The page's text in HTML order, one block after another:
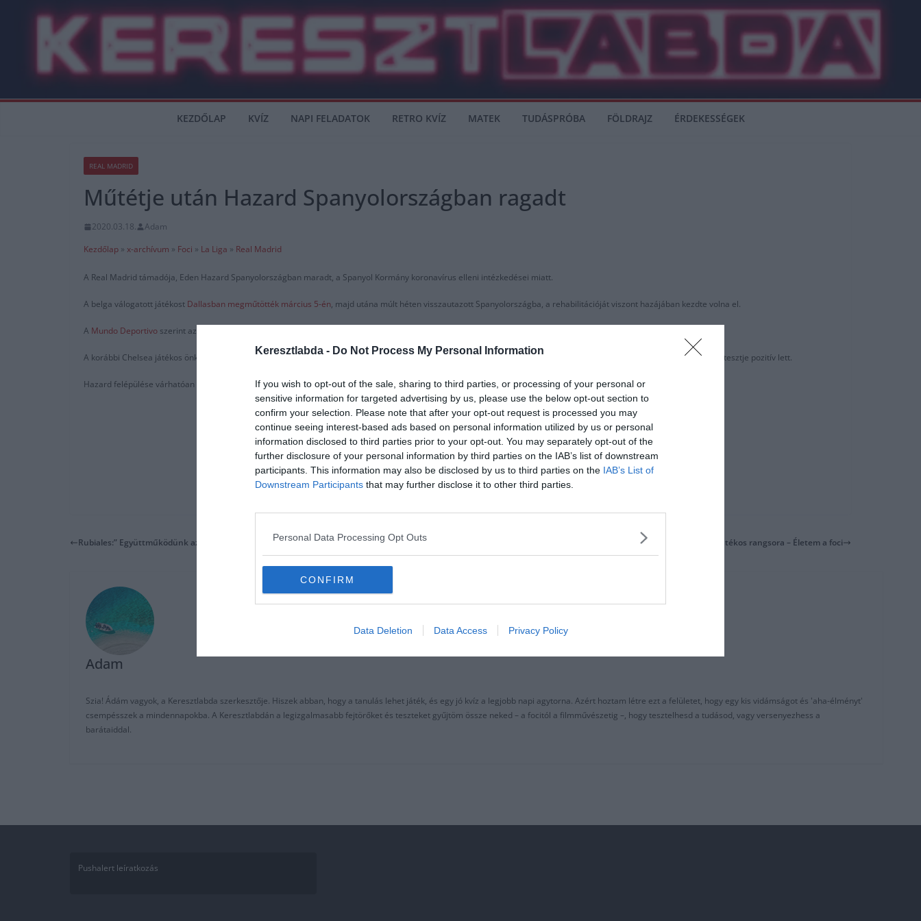
Keresztlabda - Do Not Process My Personal Information
If you wish to opt-out of the sale, sharing to third parties, or processing of your personal or
sensitive information for targeted advertising by us, please use the below opt-out section to
confirm your selection. Please note that after your opt-out request is processed you may
continue seeing interest-based ads based on personal information utilized by us or personal
information disclosed to third parties prior to your opt-out. You may separately opt-out of the
further disclosure of your personal information by third parties on the IAB’s list of downstream
participants. This information may also be disclosed by us to third parties on the IAB’s List of
Downstream Participants that may further disclose it to other third parties.
Personal Data Processing Opt Outs
CONFIRM
Data Deletion Data Access Privacy Policy
KEZDŐLAP KVÍZ NAPI FELADATOK RETRO KVÍZ MATEK TUDÁSPRÓBA FÖLDRAJZ ÉRDEKESSÉGEK
REAL MADRID
Műtétje után Hazard Spanyolországban ragadt
2020.03.18.
Adam
Kezdőlap » x-archívum » Foci » La Liga » Real Madrid
A Real Madrid támadója, Eden Hazard Spanyolországban maradt, a Spanyol Kormány koronavírus elleni intézkedései miatt.
A belga válogatott játékost Dallasban megműtötték március 5-én, majd utána múlt héten visszautazott Spanyolországba, a rehabilitációját viszont hazájában kezdte volna el.
A Mundo Deportivo szerint az egész országot érintő intézkedések maitt Madridban ragadt és kénytelen ott megkezdeni a rehabilitációját.
A korábbi Chelsea játékos önkéntes karanténban van, a klubja minden edzést felfüggesztett és bezárta edzőközpontját, miután a kosár csapat egy tagjának koronavírus tesztje pozitív lett.
Hazard felépülése várhatóan 2-3 hónapot fog igénybe venni, de mivel a La Liga szezon elhúzódik, így elképzelhető, hogy még láthatjuk az idei szezonban.
Rubiales:” Együttműködünk az UEFA-val” Top 50 játékos rangsora – Életem a foci
Adam
Szia! Ádám vagyok, a Keresztlabda szerkesztője. Hiszek abban, hogy a tanulás lehet játék, és egy jó kvíz a legjobb napi agytorna. Azért hoztam létre ezt a felületet, hogy egy kis vidámságot és 'aha-élményt'
csempésszek a mindennapokba. A Keresztlabdán a legizgalmasabb fejtörőket és teszteket gyűjtöm össze neked – a focitól a filmművészetig –, hogy tesztelhesd a tudásod, vagy versenyezhess a
barátaiddal.
Pushalert leíratkozás